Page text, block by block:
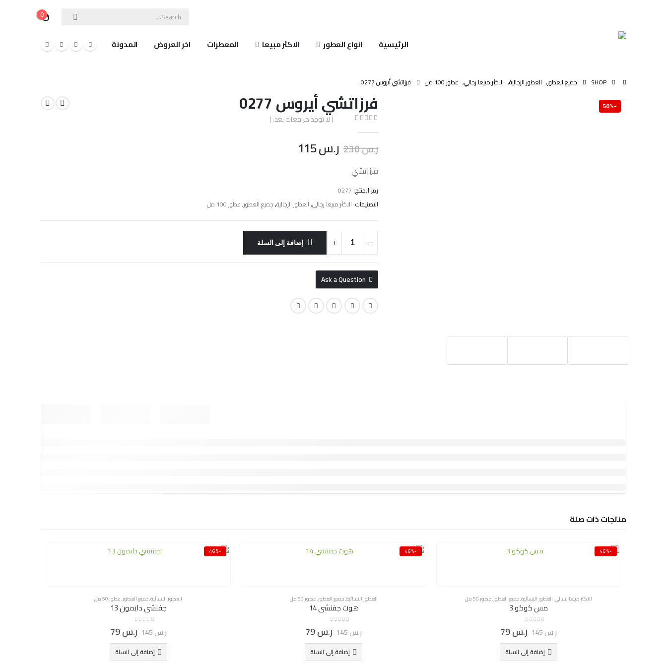
0
الرئيسية انواع العطور الاكثر مبيعا المعطرات اخر العروض المدونة
SHOP جميع العطور, العطور الرجالية, الاكثر مبيعا رجالي, عطور 100 مل فرزاتشي أيروس 0277
-50% فرزاتشي أيروس 0277
( لا توجد مراجعات بعد. )
ر.س230 ر.س115
فرزاتشي
رمز المنتج:0277
التصنيفات:الاكثر مبيعا رجالي,العطور الرجالية,جميع العطور,عطور 100 مل
إضافة إلى السلة
Ask a Question
منتجات ذات صلة
-46%
الاكثر مبيعا نسائي,العطور النسائية,جميع العطور,عطور 50 مل
مس كوكو 3
ر.س145 ر.س
إضافة إلى السلة
-46%
العطور النسائية,جميع العطور,عطور 50 مل
هوت جفنشي 14
ر.س145 ر.س79
إضافة إلى السلة
-46%
العطور النسائية,جميع العطور,عطور 50 مل
جفنشي دايمون 13
ر.س145 ر.س79
إضافة إلى السلة